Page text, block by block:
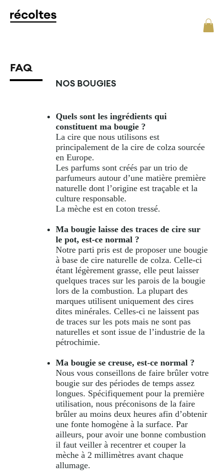
FAQ
NOS BOUGIES
Quels sont les ingrédients qui
constituent ma bougie ?
La cire que nous utilisons est
principalement de la cire de colza sourcée
en Europe.
Les parfums sont créés par un trio de
parfumeurs autour d’une matière première
naturelle dont l’origine est traçable et la
culture responsable.
La mèche est en coton tressé.
Ma bougie laisse des traces de cire sur
le pot, est-ce normal ?
Notre parti pris est de proposer une bougie
à base de cire naturelle de colza. Celle-ci
étant légèrement grasse, elle peut laisser
quelques traces sur les parois de la bougie
lors de la combustion. La plupart des
marques utilisent uniquement des cires
dites minérales. Celles-ci ne laissent pas
de traces sur les pots mais ne sont pas
naturelles et sont issue de l’industrie de la
pétrochimie.
Ma bougie se creuse, est-ce normal ?
Nous vous conseillons de faire brûler votre
bougie sur des périodes de temps assez
longues. Spécifiquement pour la première
utilisation, nous préconisons de la faire
brûler au moins deux heures afin d’obtenir
une fonte homogène à la surface. Par
ailleurs, pour avoir une bonne combustion
il faut veiller à recentrer et couper la
mèche à 2 millimètres avant chaque
allumage.